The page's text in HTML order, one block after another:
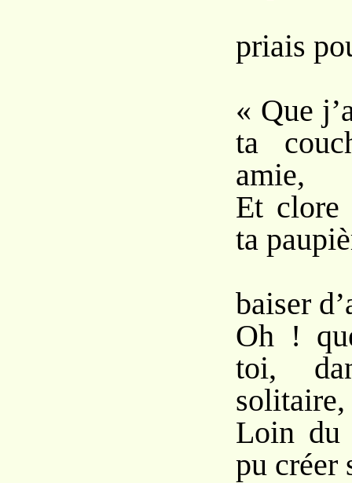
priais
« Que
ta
amie,
Et clore
ta
baiser
Oh !
toi,
solitaire,
Loin du
pu créer